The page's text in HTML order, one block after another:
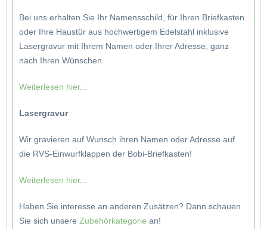
Bei uns erhalten Sie Ihr Namensschild, für Ihren Briefkasten
oder Ihre Haustür aus hochwertigem Edelstahl inklusive
Lasergravur mit Ihrem Namen oder Ihrer Adresse, ganz
nach Ihren Wünschen.
Weiterlesen hier...
Lasergravur
Wir gravieren auf Wunsch ihren Namen oder Adresse auf
die RVS-Einwurfklappen der Bobi-Briefkasten!
Weiterlesen hier...
Haben Sie interesse an anderen Zusätzen? Dann schauen
Sie sich unsere Zubehörkategorie an!